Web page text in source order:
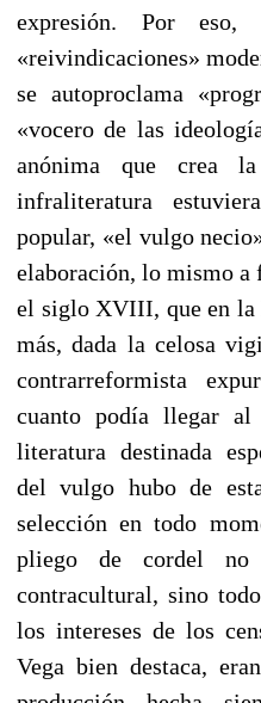
expresión. Por
«reivindicaciones»
se autoproclama
«vocero de las
anónima que crea
infraliteratura
popular, «el vulgo
elaboración, lo mismo
el siglo XVIII, que en la
más, dada la celosa
contrarreformista
cuanto podía llegar
literatura destinada
del vulgo hubo de
selección en todo
pliego de cordel
contracultural, sino
los intereses de los
Vega bien destaca,